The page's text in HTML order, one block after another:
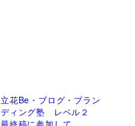
立花Be・ブログ・ブラン
ディング塾 レベル２